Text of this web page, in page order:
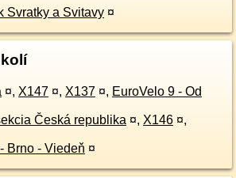
Svratky a Svitavy ¤
¤, X147 ¤, X137 ¤, EuroVelo 9 - Od
Česká republika ¤, X146 ¤,
Brno - Viedeň ¤